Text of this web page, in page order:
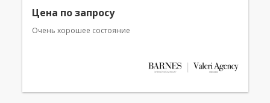
Цена по запросу
Очень хорошее состояние